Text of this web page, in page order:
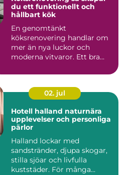
du ett funktionellt och
hållbart kök
En genomtänkt
köksrenovering handlar om
mer än nya luckor och
moderna vitvaror. Ett bra
02. jul
Hotell halland naturnära
upplevelser och personliga
pärlor
Halland lockar med
sandstränder, djupa skogar,
stilla sjöar och livfulla
kuststäder. För många